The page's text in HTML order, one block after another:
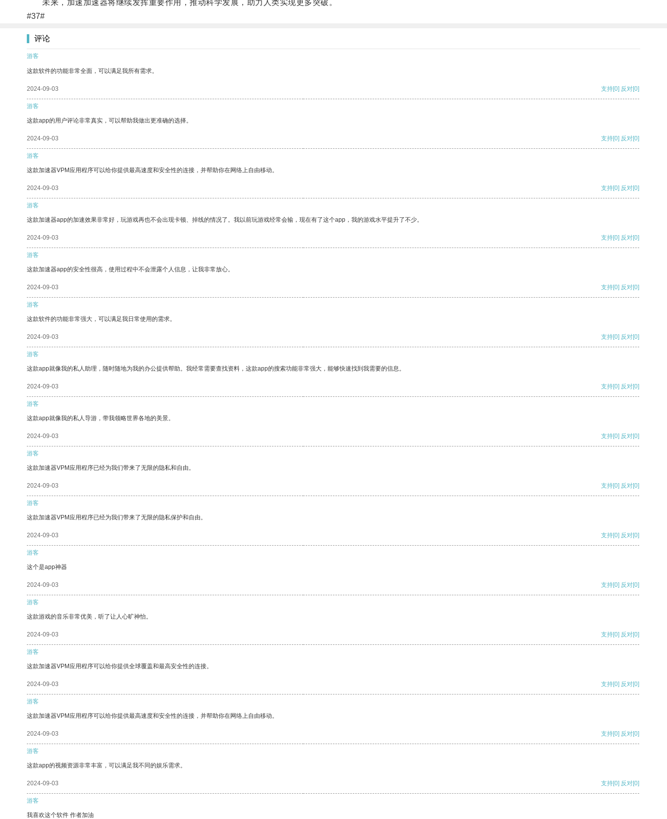
未来，加速加速器将继续发挥重要作用，推动科学发展，助力人类实现更多突破。
#37#
评论
游客
这款软件的功能非常全面，可以满足我所有需求。
2024-09-03 支持[0] 反对[0]
游客
这款app的用户评论非常真实，可以帮助我做出更准确的选择。
2024-09-03 支持[0] 反对[0]
游客
这款加速器VPM应用程序可以给你提供最高速度和安全性的连接，并帮助你在网络上自由移动。
2024-09-03 支持[0] 反对[0]
游客
这款加速器app的加速效果非常好，玩游戏再也不会出现卡顿、掉线的情况了。我以前玩游戏经常会输，现在有了这个app，我的游戏水平提升了不少。
2024-09-03 支持[0] 反对[0]
游客
这款加速器app的安全性很高，使用过程中不会泄露个人信息，让我非常放心。
2024-09-03 支持[0] 反对[0]
游客
这款软件的功能非常强大，可以满足我日常使用的需求。
2024-09-03 支持[0] 反对[0]
游客
这款app就像我的私人助理，随时随地为我的办公提供帮助。我经常需要查找资料，这款app的搜索功能非常强大，能够快速找到我需要的信息。
2024-09-03 支持[0] 反对[0]
游客
这款app就像我的私人导游，带我领略世界各地的美景。
2024-09-03 支持[0] 反对[0]
游客
这款加速器VPM应用程序已经为我们带来了无限的隐私和自由。
2024-09-03 支持[0] 反对[0]
游客
这款加速器VPM应用程序已经为我们带来了无限的隐私保护和自由。
2024-09-03 支持[0] 反对[0]
游客
这个是app神器
2024-09-03 支持[0] 反对[0]
游客
这款游戏的音乐非常优美，听了让人心旷神怡。
2024-09-03 支持[0] 反对[0]
游客
这款加速器VPM应用程序可以给你提供全球覆盖和最高安全性的连接。
2024-09-03 支持[0] 反对[0]
游客
这款加速器VPM应用程序可以给你提供最高速度和安全性的连接，并帮助你在网络上自由移动。
2024-09-03 支持[0] 反对[0]
游客
这款app的视频资源非常丰富，可以满足我不同的娱乐需求。
2024-09-03 支持[0] 反对[0]
游客
我喜欢这个软件 作者加油